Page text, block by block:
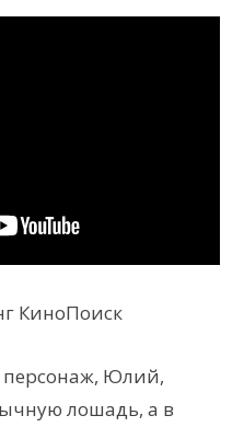
КиноПоиск
персонаж, Юлий,
лошадь, а в